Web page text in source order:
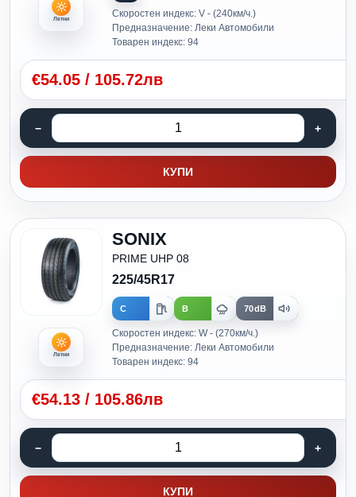
Летни
Скоростен индекс: V - (240км/ч.)
Предназначение: Леки Автомобили
Товарен индекс: 94
€54.05 / 105.72лв
КУПИ
Летни
SONIX
PRIME UHP 08
225/45R17
C B 70dB
Скоростен индекс: W - (270км/ч.)
Предназначение: Леки Автомобили
Товарен индекс: 94
€54.13 / 105.86лв
КУПИ